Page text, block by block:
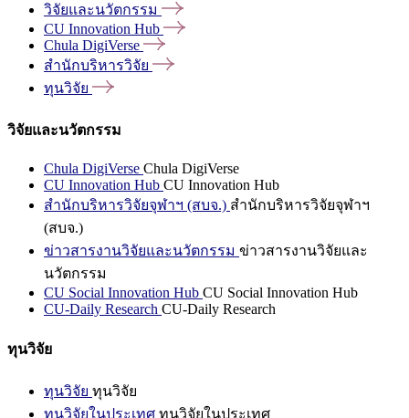
วิจัยและนวัตกรรม
CU Innovation Hub
Chula DigiVerse
สำนักบริหารวิจัย
ทุนวิจัย
วิจัยและนวัตกรรม
Chula DigiVerse Chula DigiVerse
CU Innovation Hub CU Innovation Hub
สำนักบริหารวิจัยจุฬาฯ (สบจ.) สำนักบริหารวิจัยจุฬาฯ
(สบจ.)
ข่าวสารงานวิจัยและนวัตกรรม ข่าวสารงานวิจัยและ
นวัตกรรม
CU Social Innovation Hub CU Social Innovation Hub
CU-Daily Research CU-Daily Research
ทุนวิจัย
ทุนวิจัย ทุนวิจัย
ทุนวิจัยในประเทศ ทุนวิจัยในประเทศ